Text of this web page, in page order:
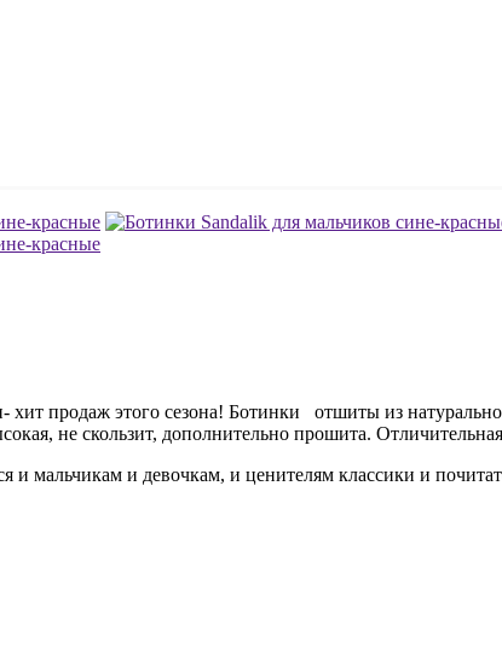
продаж этого сезона! Ботинки отшиты из
не скользит, дополнительно прошита.
мальчикам и девочкам, и ценителям классики и